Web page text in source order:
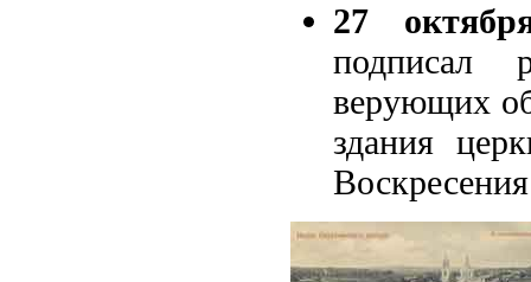
27
подписал
верующих
здания